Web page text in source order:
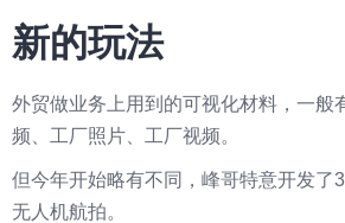
新的玩法
外贸做业务上用到的可视化材料，一般
频、工厂照片、工厂视频。
但今年开始略有不同，峰哥特意开发了
无人机航拍。